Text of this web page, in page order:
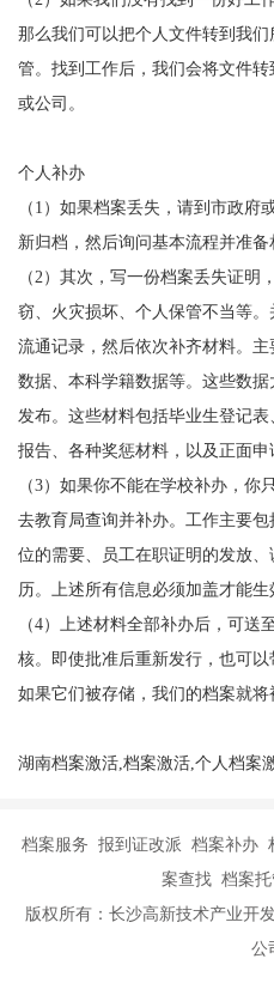
那么我们可以把个人文件转到我
管。找到工作后，我们会将文件
或公司。
个人补办
（1）如果档案丢失，请到市政府
新归档，然后询问基本流程并准备
（2）其次，写一份档案丢失证明
窃、火灾损坏、个人保管不当等
流通记录，然后依次补齐材料。
数据、本科学籍数据等。这些数
发布。这些材料包括毕业生登记
报告、各种奖惩材料，以及正面申
（3）如果你不能在学校补办，你
去教育局查询并补办。工作主要
位的需要、员工在职证明的发放
历。上述所有信息必须加盖才能生
（4）上述材料全部补办后，可送
核。即使批准后重新发行，也可以
如果它们被存储，我们的档案就将
湖南档案激活,档案激活,个人档案
档案服务 报到证改派 档案补办
案查找 档案
版权所有：长沙高新技术产业开
公